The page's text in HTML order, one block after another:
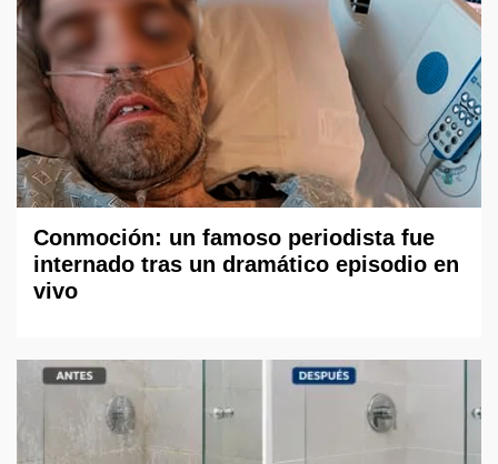
Conmoción: un famoso periodista fue
internado tras un dramático episodio en
vivo